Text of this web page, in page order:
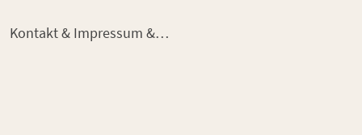
Kontakt & Impressum & AGB